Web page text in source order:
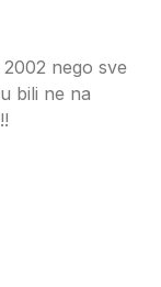
nego sve
bili ne na